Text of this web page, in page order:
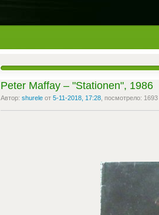
Peter Maffay ‎– "Stationen", 1986
Автор: shurele от 5-11-2018, 17:28 , посмотрело: 1693